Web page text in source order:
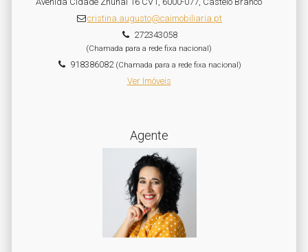
cristina.augusto@caimobiliaria.pt
272343058
(Chamada para a rede fixa nacional)
918386082(Chamada para a rede fixa nacional)
Ver Imóveis
Agente